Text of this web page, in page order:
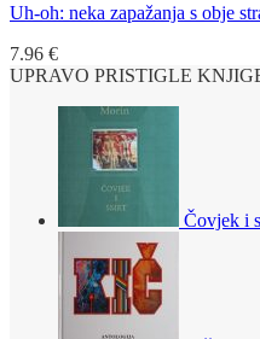
Uh-oh: neka zapažanja s obje
7.96 €
UPRAVO PRISTIGLE
Čovjek i